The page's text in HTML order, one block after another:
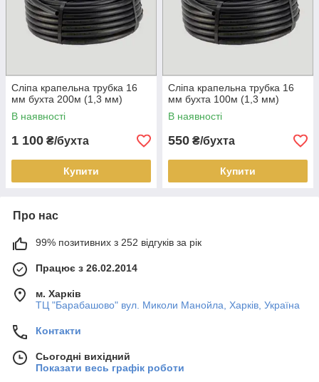
Сліпа крапельна трубка 16
мм бухта 200м (1,3 мм)
В наявності
1 100 ₴/бухта
Купити
Сліпа крапельна трубка 16
мм бухта 100м (1,3 мм)
В наявності
550 ₴/бухта
Купити
Про нас
99% позитивних з 252 відгуків за рік
Працює з 26.02.2014
м. Харків
ТЦ "Барабашово" вул. Миколи Манойла, Харків, Україна
Контакти
Сьогодні вихідний
Показати весь графік роботи